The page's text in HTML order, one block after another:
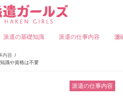
派遣の基礎知識 派遣の仕事内容 派
内容
識や資格は不要
派遣の仕事内容